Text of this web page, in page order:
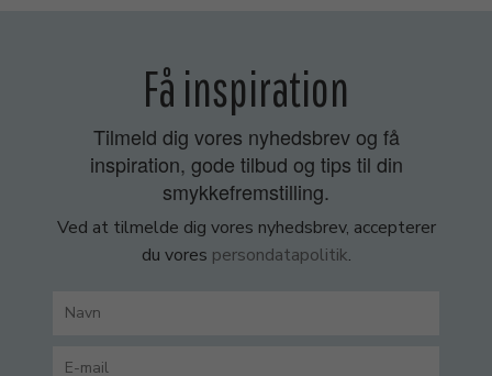
Få inspiration
Tilmeld dig vores nyhedsbrev og få
inspiration, gode tilbud og tips til din
smykkefremstilling.
Ved at tilmelde dig vores nyhedsbrev, accepterer
du vores persondatapolitik.